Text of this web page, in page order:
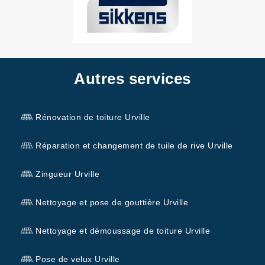
Autres services
Rénovation de toiture Urville
Réparation et changement de tuile de rive Urville
Zingueur Urville
Nettoyage et pose de gouttière Urville
Nettoyage et démoussage de toiture Urville
Pose de velux Urville